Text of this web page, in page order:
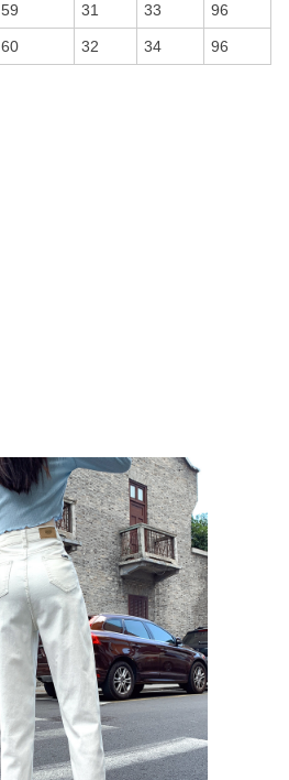
59 31 33 96
60 32 34 96